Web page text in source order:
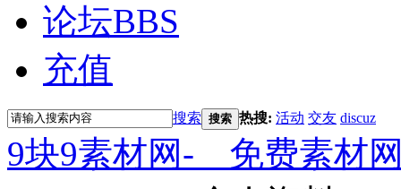
论坛BBS
充值
搜索 搜索 热搜: 活动 交友 discuz
9块9素材网-＿免费素材